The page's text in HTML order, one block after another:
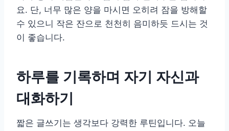
요. 단, 너무 많은 양을 마시면 오히려 잠을 방해할
수 있으니 작은 잔으로 천천히 음미하듯 드시는 것
이 좋습니다.
하루를 기록하며 자기 자신과
대화하기
짧은 글쓰기는 생각보다 강력한 루틴입니다. 오늘